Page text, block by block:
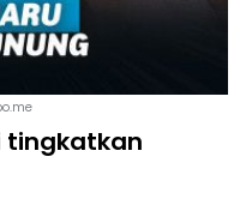
tingkatkan